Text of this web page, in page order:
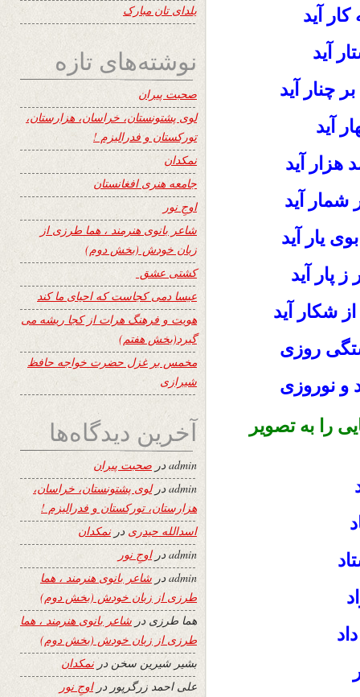
آید
آید
چنار آید
آید
هزار آید
آید
یار آید
پار آید
شکار آید
روزی
و نوروزی
را به تصویر
یلدای تان مبارک
نوشته‌های تازه
صحبت پیران
لوی پشتونستان، خراسان، هزارستان،
تورکستان و فدرالیزم !
نمکدان
جامعه هنری افغانستان
اوجِ نور
شاعر بانوی هنرمند ، هما طرزی از
زبان خودش (بخش دوم)
کشتی عشق
عیسا دمی کجاست که احیای ما کند
هویت و فرهنگ هرات از کجا ریشه می
گیرد(بخش هفتم)
مخمس بر غزل حضرت خواجه حافظ
شیرازی
آخرین دیدگاه‌ها
adminدر صحبت پیران
admin درلوی پشتونستان، خراسان،
هزارستان، تورکستان و فدرالیزم !
اسدالله حیدری درنمکدان
adminدراوجِ نور
adminدر شاعر بانوی هنرمند ، هما
طرزی از زبان خودش (بخش دوم)
هما طرزی در شاعر بانوی هنرمند ، هما
طرزی از زبان خودش (بخش دوم)
بشیر شیرین سخن درنمکدان
علی احمد زرگرپور دراوجِ نور